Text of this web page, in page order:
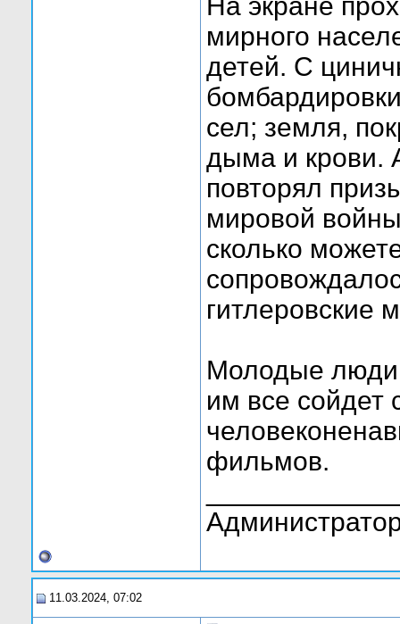
На экране
мирного
детей. С
сел; земля,
дыма и крови.
повторял
мировой
сколько
гитлеровские
Молодые люди
им все сойдет
фильмов.
11.03.2024, 07:02